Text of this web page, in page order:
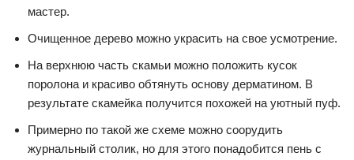
мастер.
Очищенное дерево можно украсить на свое усмотрение.
На верхнюю часть скамьи можно положить кусок
поролона и красиво обтянуть основу дерматином. В
результате скамейка получится похожей на уютный пуф.
Примерно по такой же схеме можно соорудить
журнальный столик, но для этого понадобится пень с